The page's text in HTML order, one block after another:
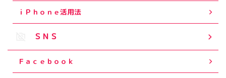
ｉＰｈｏｎｅ活用法
ＳＮＳ
Ｆａｃｅｂｏｏｋ